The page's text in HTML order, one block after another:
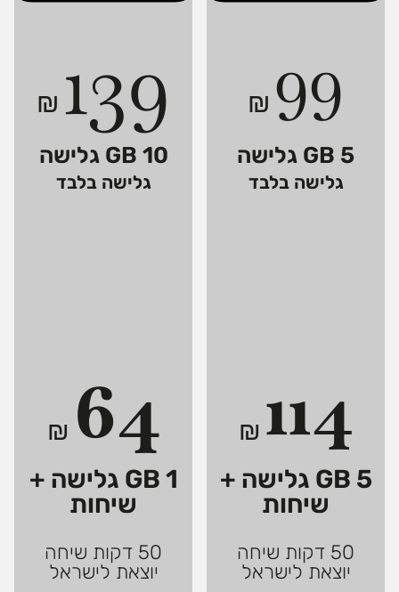
99
₪
5 GB גלישה
גלישה בלבד
114
₪
5 GB גלישה +
שיחות
50 דקות שיחה
יוצאת לישראל
139
₪
10 GB גלישה
גלישה בלבד
64
₪
1 GB גלישה +
שיחות
50 דקות שיחה
יוצאת לישראל